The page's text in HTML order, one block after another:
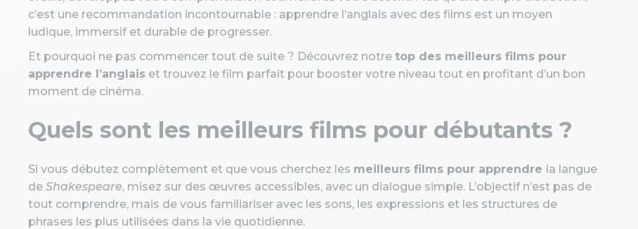
c’est une recommandation incontournable : apprendre l’anglais avec des films est un moyen
ludique, immersif et durable de progresser.
Et pourquoi ne pas commencer tout de suite ? Découvrez notre top des meilleurs films pour
apprendre l’anglais et trouvez le film parfait pour booster votre niveau tout en profitant d’un bon
moment de cinéma.
Quels sont les meilleurs films pour débutants ?
Si vous débutez complètement et que vous cherchez les meilleurs films pour apprendre la langue
de Shakespeare, misez sur des œuvres accessibles, avec un dialogue simple. L’objectif n’est pas de
tout comprendre, mais de vous familiariser avec les sons, les expressions et les structures de
phrases les plus utilisées dans la vie quotidienne.